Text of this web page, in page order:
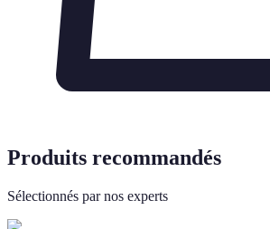
Produits recommandés
Sélectionnés par nos experts